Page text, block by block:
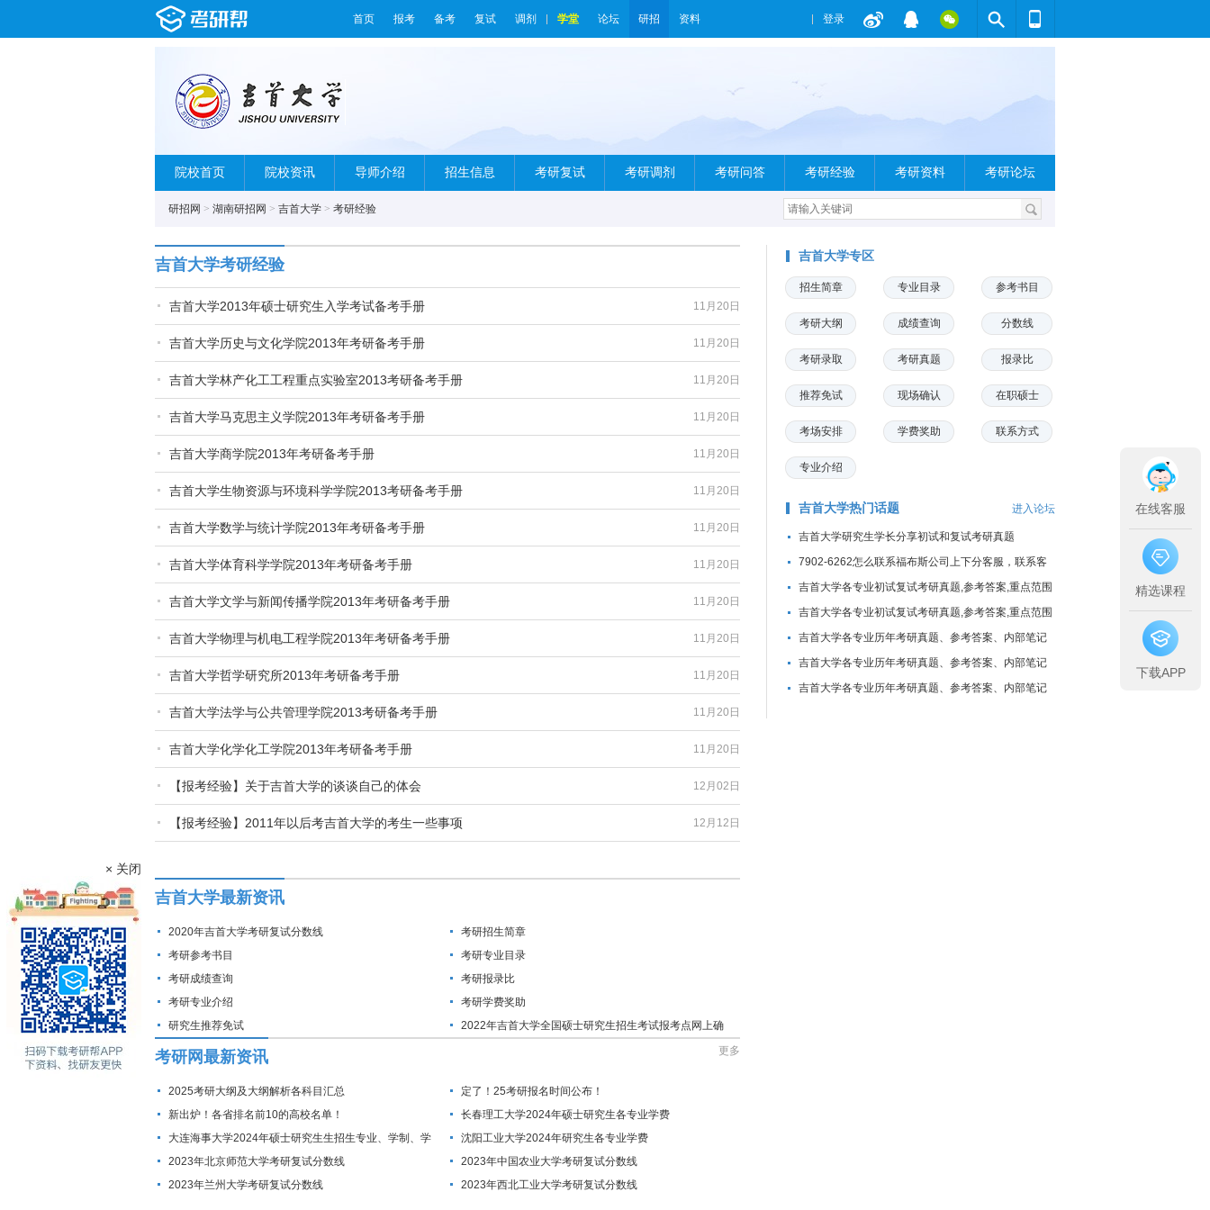
首页 报考 备考 复试 调剂 学堂 论坛 研招 资料 登录
院校首页 院校资讯 导师介绍 招生信息 考研复试 考研调剂 考研问答 考研经验 考研资料 考研论坛
研招网 > 湖南研招网 > 吉首大学 > 考研经验
吉首大学考研经验
11月20日
吉首大学2013年硕士研究生入学考试备考手册
11月20日
吉首大学历史与文化学院2013年考研备考手册
11月20日
吉首大学林产化工工程重点实验室2013考研备考手册
11月20日
吉首大学马克思主义学院2013年考研备考手册
11月20日
吉首大学商学院2013年考研备考手册
11月20日
吉首大学生物资源与环境科学学院2013考研备考手册
11月20日
吉首大学数学与统计学院2013年考研备考手册
11月20日
吉首大学体育科学学院2013年考研备考手册
11月20日
吉首大学文学与新闻传播学院2013年考研备考手册
11月20日
吉首大学物理与机电工程学院2013年考研备考手册
11月20日
吉首大学哲学研究所2013年考研备考手册
11月20日
吉首大学法学与公共管理学院2013考研备考手册
11月20日
吉首大学化学化工学院2013年考研备考手册
12月02日
【报考经验】关于吉首大学的谈谈自己的体会
12月12日
【报考经验】2011年以后考吉首大学的考生一些事项
吉首大学最新资讯
2020年吉首大学考研复试分数线
考研招生简章
考研参考书目
考研专业目录
考研成绩查询
考研报录比
考研专业介绍
考研学费奖助
研究生推荐免试
2022年吉首大学全国硕士研究生招生考试报考点网上确
考研网最新资讯 更多
2025考研大纲及大纲解析各科目汇总
定了！25考研报名时间公布！
新出炉！各省排名前10的高校名单！
长春理工大学2024年硕士研究生各专业学费
大连海事大学2024年硕士研究生生招生专业、学制、学
费标准及拟招生人数
沈阳工业大学2024年研究生各专业学费
2023年北京师范大学考研复试分数线
2023年中国农业大学考研复试分数线
2023年兰州大学考研复试分数线
2023年西北工业大学考研复试分数线
吉首大学专区
招生简章 专业目录 参考书目
考研大纲 成绩查询 分数线
考研录取 考研真题 报录比
推荐免试 现场确认 在职硕士
考场安排 学费奖助 联系方式
专业介绍
吉首大学热门话题 进入论坛
吉首大学研究生学长分享初试和复试考研真题
7902-6262怎么联系福布斯公司上下分客服，联系客
服与开户注册
吉首大学各专业初试复试考研真题,参考答案,重点范围
吉首大学各专业初试复试考研真题,参考答案,重点范围
吉首大学各专业历年考研真题、参考答案、内部笔记
吉首大学各专业历年考研真题、参考答案、内部笔记
吉首大学各专业历年考研真题、参考答案、内部笔记
× 关闭
在线客服
精选课程
下载APP